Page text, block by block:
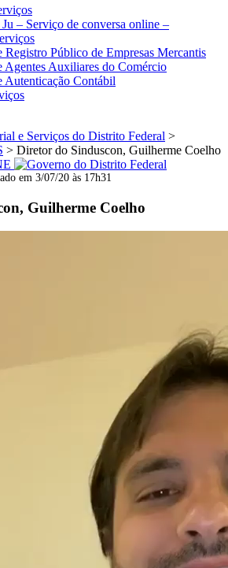
– Serviço de conversa online –
Registro Público de Empresas Mercantis
Agentes Auxiliares do Comércio
Autenticação Contábil
e Serviços do Distrito Federal >
> Diretor do Sinduscon, Guilherme Coelho
em 3/07/20 às 17h31
Guilherme Coelho